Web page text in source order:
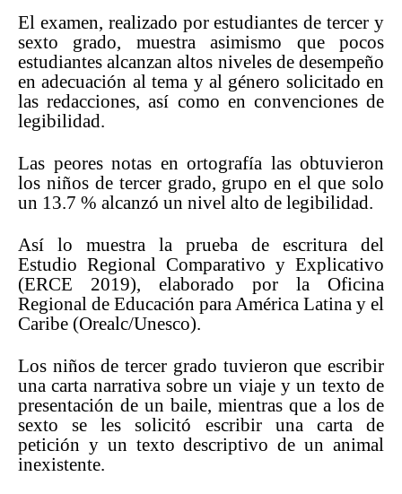
El examen, realizado por estudiantes de tercer y
sexto grado, muestra asimismo que pocos
estudiantes alcanzan altos niveles de desempeño
en adecuación al tema y al género solicitado en
las redacciones, así como en convenciones de
legibilidad.
Las peores notas en ortografía las obtuvieron
los niños de tercer grado, grupo en el que solo
un 13.7 % alcanzó un nivel alto de legibilidad.
Así lo muestra la prueba de escritura del
Estudio Regional Comparativo y Explicativo
(ERCE 2019), elaborado por la Oficina
Regional de Educación para América Latina y el
Caribe (Orealc/Unesco).
Los niños de tercer grado tuvieron que escribir
una carta narrativa sobre un viaje y un texto de
presentación de un baile, mientras que a los de
sexto se les solicitó escribir una carta de
petición y un texto descriptivo de un animal
inexistente.